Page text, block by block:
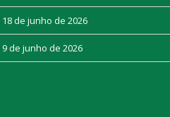
18 de junho de 2026
9 de junho de 2026